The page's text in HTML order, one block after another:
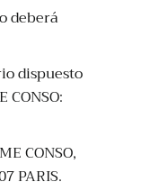
deberá
dispuesto
CONSO,
PARIS.